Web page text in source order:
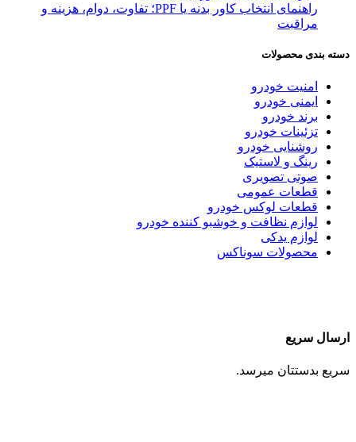
راهنمای انتخاب کاور بدنه یا PPF؛ تفاوت، دوام، هزینه و
مراقبت
دسته بندی محصولات
امنیت خودرو
ایمنی خودرو
برند خودرو
تزئینات خودرو
روشنایی خودرو
رینگ و لاستیک
صوتی تصویری
قطعات عمومی
قطعات لوکس خودرو
لوازم نظافت و خوشبو کننده خودرو
لوازم یدکی
محصولات سوناکس
ارسال سریع
سریع بدستتان میرسد.